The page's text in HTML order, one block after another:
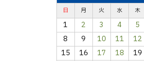
日 月 火 水 木
1 2 3 4 5
8
9 10 11 12
15
16 17 18 19